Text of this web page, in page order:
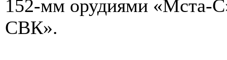
152-мм орудиями «Мста-
СВК».